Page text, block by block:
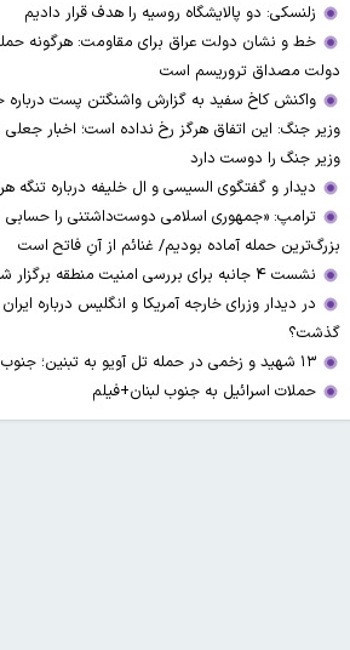
زلنسکی: دو پالایشگاه روسیه را هدف قرار دادیم
خط و نشان دولت عراق برای مقاومت: هرگونه
دولت مصداق تروریسم است
واکنش کاخ سفید به گزارش واشنگتن پست درباره
وزیر جنگ: این اتفاق هرگز رخ نداده است؛ اخبار
وزیر جنگ را دوست دارد
دیدار و گفتگوی السیسی و ال خلیفه درباره تنگه
ترامپ: «جمهوری اسلامی دوست‌داشتنی را حسابی
بزرگ‌ترین حمله آماده بودیم/ غنائم از آنِ فاتح است
نشست ۴ جانبه برای بررسی امنیت منطقه برگزار شد
در دیدار وزرای خارجه آمریکا و انگلیس درباره
گذشت؟
۱۳ شهید و زخمی در حمله تل آویو به تبنین؛ جنوب لبنان گلوله باران شد
حملات اسرائیل به جنوب لبنان+فیلم